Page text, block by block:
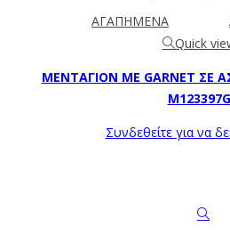
ΑΓΑΠΗΜΕΝΑ
Quick
ΜΕΝΤΑΓΙΌΝ ΜΕ GARNET ΣΕ
M123397G
Συνδεθείτε για να